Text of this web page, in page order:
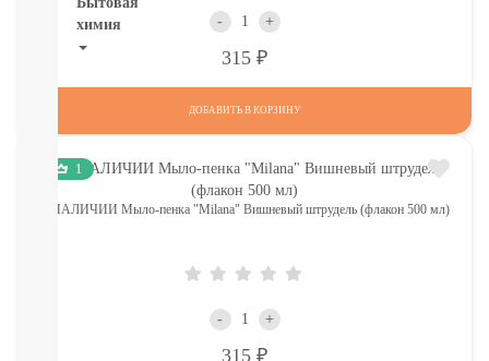
химия
Для
Кондиционеры
Для
мытья
- +
315
ДОБАВИТЬ В КОРЗИНУ
1
В НАЛИЧИИ Мыло-пенка "Milana" Вишневый штрудель (флакон 500 мл)
- +
315